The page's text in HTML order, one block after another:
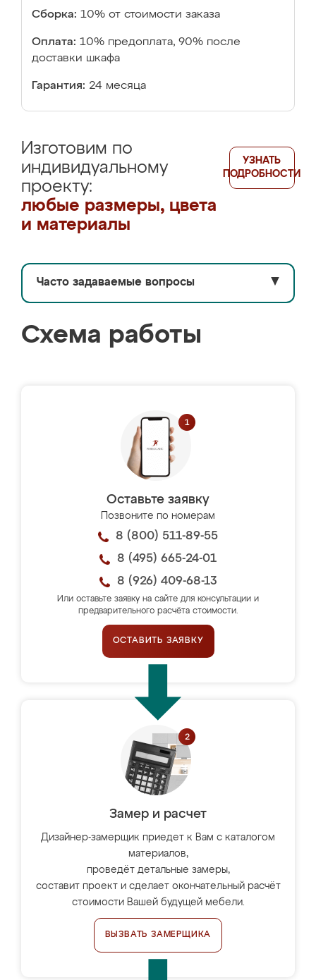
Сборка: 10% от стоимости заказа
Оплата: 10% предоплата, 90% после
доставки шкафа
Гарантия: 24 месяца
Изготовим по
индивидуальному
проекту:
любые размеры, цвета
и материалы
УЗНАТЬ
ПОДРОБНОСТИ
Часто задаваемые вопросы ▼
Схема работы
Оставьте заявку
Позвоните по номерам
8 (800) 511-89-55
8 (495) 665-24-01
8 (926) 409-68-13
Или оставьте заявку на сайте для консультации и
предварительного расчёта стоимости.
ОСТАВИТЬ ЗАЯВКУ
Замер и расчет
Дизайнер-замерщик приедет к Вам с каталогом
материалов,
проведёт детальные замеры,
составит проект и сделает окончательный расчёт
стоимости Вашей будущей мебели.
ВЫЗВАТЬ ЗАМЕРЩИКА